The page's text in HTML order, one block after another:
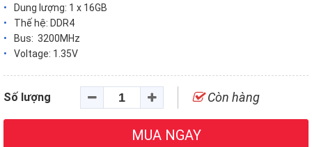
Dung lượng: 1 x 16GB
Thế hệ: DDR4
Bus: 3200MHz
Voltage: 1.35V
Số lượng Còn hàng
MUA NGAY